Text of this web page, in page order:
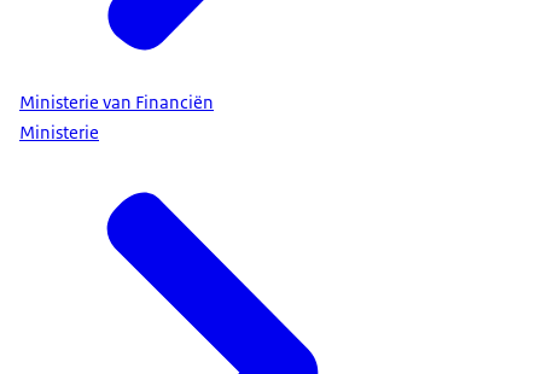
Ministerie van Financiën
Ministerie